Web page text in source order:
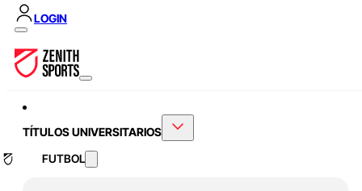
LOGIN
TÍTULOS UNIVERSITARIOS
FUTBOL